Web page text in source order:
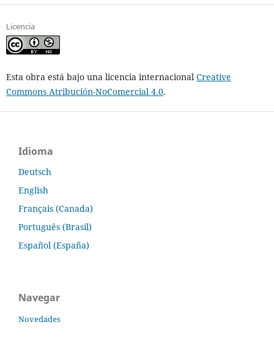
Licencia
Esta obra está bajo una licencia internacional Creative
Commons Atribución-NoComercial 4.0.
Idioma
Deutsch
English
Français (Canada)
Português (Brasil)
Español (España)
Navegar
Novedades